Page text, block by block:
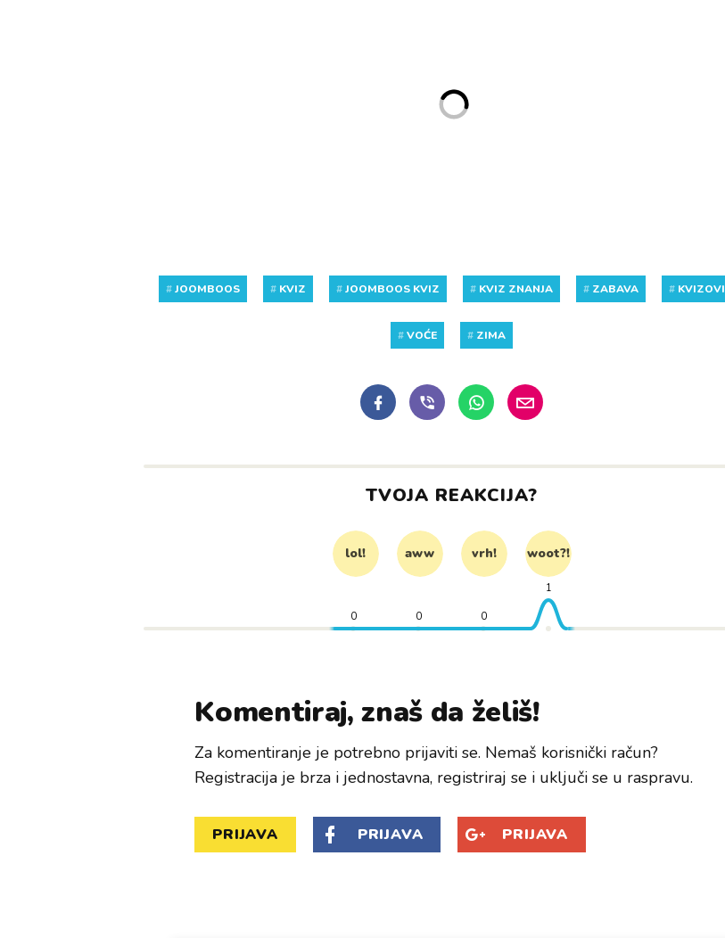
#JOOMBOOS # KVIZ #JOOMBOOS KVIZ # KVIZ ZNANJA # ZABAVA # KVIZOVI
#VOĆE # ZIMA
TVOJA REAKCIJA?
lol! aww vrh! woot?!
0 0 0
1
Komentiraj, znaš da želiš!
Za komentiranje je potrebno prijaviti se. Nemaš korisnički račun?
Registracija je brza i jednostavna, registriraj se i uključi se u raspravu.
PRIJAVA PRIJAVA PRIJAVA